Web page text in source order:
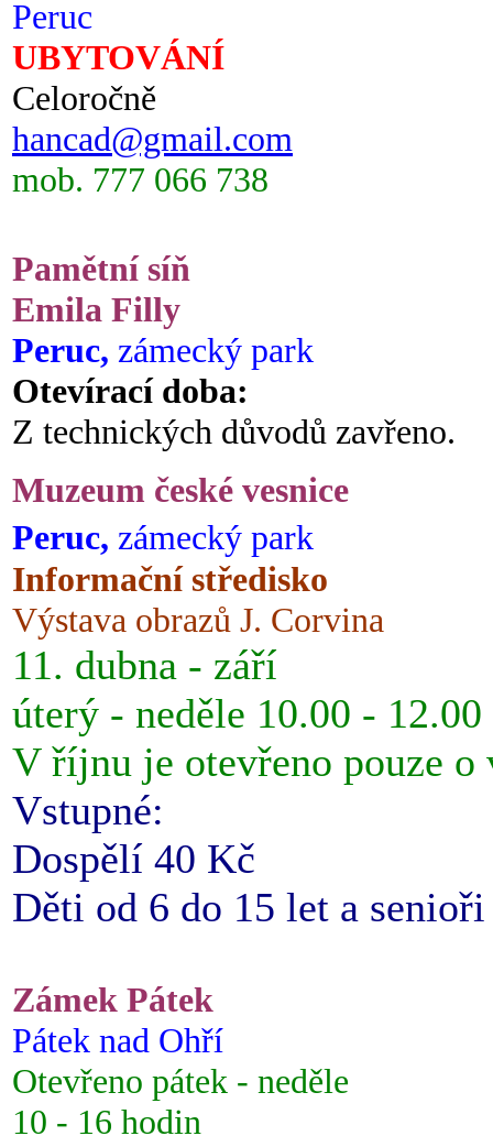
Peruc
UBYTOVÁNÍ
Celoročně
hancad@gmail.com
mob. 777 066 738
Pamětní síň
Emila Filly
Peruc, zámecký park
Otevírací doba:
Z technických důvodů zavřeno.
Muzeum české vesnice
Peruc, zámecký park
Informační středisko
Výstava obrazů J. Corvina
11. dubna - září
úterý - neděle 10.00 -
V říjnu je otevřeno pouze o
Vstupné:
Dospělí 40 Kč
Děti od 6 do 15 let a
Zámek Pátek
Pátek nad Ohří
Otevřeno pátek - neděle
10 - 16 hodin